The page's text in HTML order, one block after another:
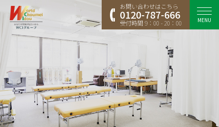
お問い合わせはこちら
0120-787-666
受付時間 9：00 - 20：00 MENU